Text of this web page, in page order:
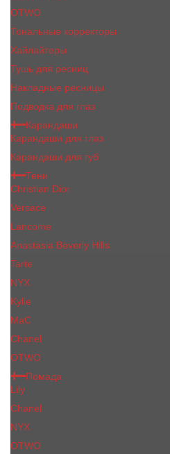
OTWO
Тональные корректоры
Хайлайтеры
Тушь для ресниц
Накладные ресницы
Подводка для глаз
Карандаши
Карандаши для глаз
Карандаши для губ
Тени
Christian Dior
Versace
Lancome
Anastasia Beverly Hills
Tarte
NYX
Kylie
MaC
Сhanеl
OTWO
Помада
Lily
Chanel
NYX
OTWO